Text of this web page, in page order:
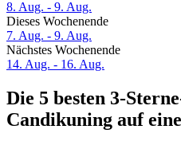
8. Aug. - 9. Aug.
Dieses Wochenende
7. Aug. - 9. Aug.
Nächstes Wochenende
14. Aug. - 16. Aug.
Die 5 besten 3-
Candikuning auf